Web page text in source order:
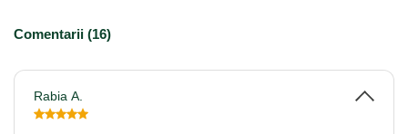
Comentarii (16)
Rabia A.